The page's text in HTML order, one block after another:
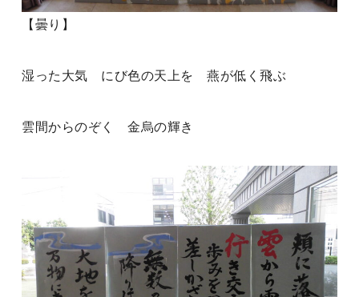
【曇り】
湿った大気 にび色の天上を 燕が低く飛ぶ
雲間からのぞく 金烏の輝き